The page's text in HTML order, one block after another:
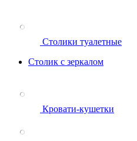
Столики туалетные
Столик с зеркалом
Кровати-кушетки